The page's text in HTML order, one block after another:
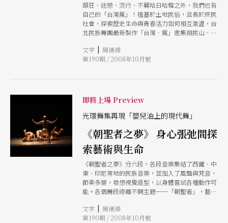
顛狂、迷戀、流行、不羈哈日哈韓之外，我們也有
自己的「台灣瘋」！植基於土地民俗，滋長於庶民
社會，探索歷史生命與青春活力如何相互激盪，台
北民族舞團最新製作「台灣．瘋」邀集胡民山、郭
手，邀大家一齊在紅塵與超脫、祈神與謝神、巫師
與風、三天三夜豐年祭式的狂飆中，風靡台灣。
文字 | 周倩漪
第190期 / 2008年10月號
即將上場 Preview
光環舞集再現「嬰兒油上的現代舞」
《朝聖者之夢》 身心張弛間探
索藝術與生命
《朝聖者之夢》分六段，各段音樂集結了西藏、中
東、印尼等地的民族音樂，並加入了風聲與梵音，
節奏多變，發想視覺造型，以身體嘗試各種動作可
能。各個舞段總離不開主題──「朝聖者」，藝術
生命的終極。
文字 | 周倩漪
第190期 / 2008年10月號